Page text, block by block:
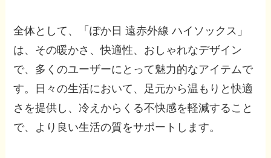
全体として、「ぽか日 遠赤外線 ハイソックス」
は、その暖かさ、快適性、おしゃれなデザイン
で、多くのユーザーにとって魅力的なアイテムで
す。日々の生活において、足元から温もりと快適
さを提供し、冷えからくる不快感を軽減すること
で、より良い生活の質をサポートします。